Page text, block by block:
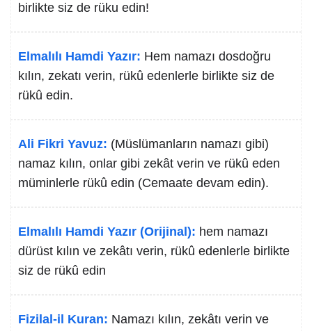
birlikte siz de rüku edin!
Elmalılı Hamdi Yazır: Hem namazı dosdoğru
kılın, zekatı verin, rükû edenlerle birlikte siz de
rükû edin.
Ali Fikri Yavuz: (Müslümanların namazı gibi)
namaz kılın, onlar gibi zekât verin ve rükû eden
müminlerle rükû edin (Cemaate devam edin).
Elmalılı Hamdi Yazır (Orijinal): hem namazı
dürüst kılın ve zekâtı verin, rükû edenlerle birlikte
siz de rükû edin
Fizilal-il Kuran: Namazı kılın, zekâtı verin ve